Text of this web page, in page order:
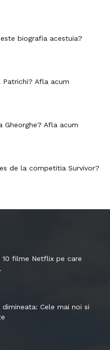
biografia acestuia?
Patrichi? Afla acum
Gheorghe? Afla acum
de la competitia Survivor?
filme Netflix pe care
Cele mai noi si